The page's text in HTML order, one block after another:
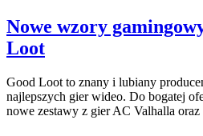
Nowe wzory
Loot
Good Loot to znany i lubiany
najlepszych gier wideo. Do bogatej
nowe zestawy z gier AC Valhalla oraz